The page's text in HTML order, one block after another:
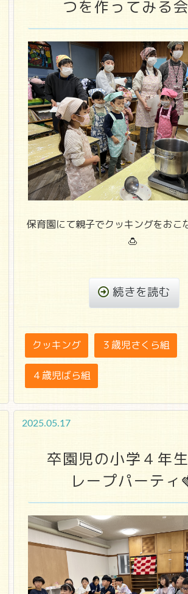
つを作ってみる
保育園にて親子でクッキングをおこ
🍮
続きを読む
クッキング ３歳児さくら組
４歳児ばら組
2025.05.17
卒園児の小学４年
レープパーティ